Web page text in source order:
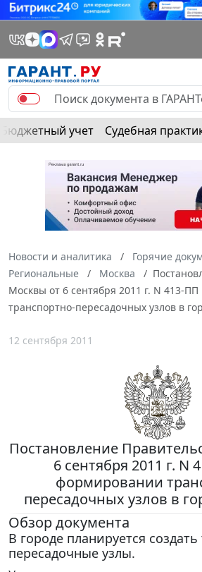
Бюджетный учет Судебная
Новости и аналитика
Горячие
Региональные
Москва
Москвы от 6 сентября 2011 г. N 413-
транспортно-пересадочных узлов в
12 сентября 2011
Постановление
6 сентября 2011 г. N
формировании
пересадочных узлов в
Обзор документа
В городе планируется
пересадочные узлы.